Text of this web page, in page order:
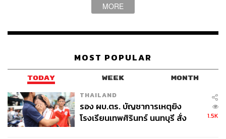
“เทคโนโลยีที่ผลิตตัวเลขทางการเงินดีแต่ทำลายความ
ผิดข้อ” Siva กล่าว
สำหรับการนำเทคโนโลยีมาปรับใช้กับธุรกิจสินเชื่อ Siva เน้น
ย้ำความสำคัญของการตั้งปรัชญาการทำงานให้ชัดเจน และ
การพาทีมงานเดินหน้าไปในทางเดียวกัน เพื่อให้เทคโนโลยี
ตอบโจทย์การทำงานอย่างแท้จริง
“ความผิดพลาดที่ใหญ่ที่สุดขององค์กรคือซื้อเครื่องมือที่ซับ
MORE
MOST POPULAR
TODAY WEEK MONTH
THAILAND
รอง ผบ.ตร. บัญชาการเหตุยิง
โรงเรียนเทพศิรินทร์ นนทบุรี สั่ง
1.5K